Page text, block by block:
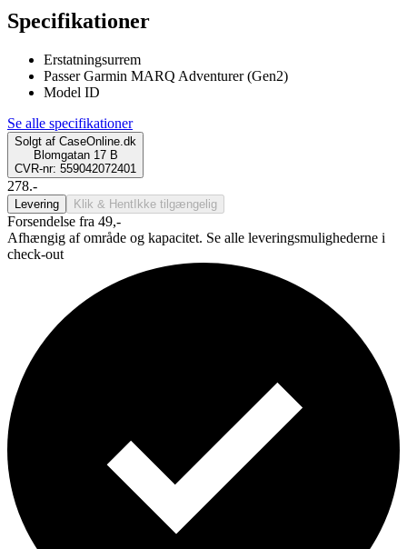
Specifikationer
Erstatningsurrem
Passer Garmin MARQ Adventurer (Gen2)
Model ID
Se alle specifikationer
Solgt af CaseOnline.dk
Blomgatan 17 B
CVR-nr: 559042072401
278.-
Levering Klik & Hent Ikke tilgængelig
Forsendelse fra 49,-
Afhængig af område og kapacitet. Se alle leveringsmulighederne i
check-out